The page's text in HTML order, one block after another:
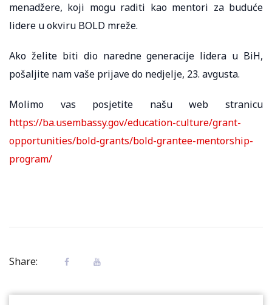
menadžere, koji mogu raditi kao mentori za buduće
lidere u okviru BOLD mreže.
Ako želite biti dio naredne generacije lidera u BiH,
pošaljite nam vaše prijave do nedjelje, 23. avgusta.
Molimo vas posjetite našu web stranicu
https://ba.usembassy.gov/education-culture/grant-
opportunities/bold-grants/bold-grantee-mentorship-
program/
Share: